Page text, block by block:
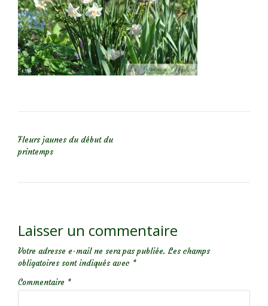
Fleurs jaunes du début du
printemps
Laisser un commentaire
Votre adresse e-mail ne sera pas publiée. Les champs
obligatoires sont indiqués avec *
Commentaire *